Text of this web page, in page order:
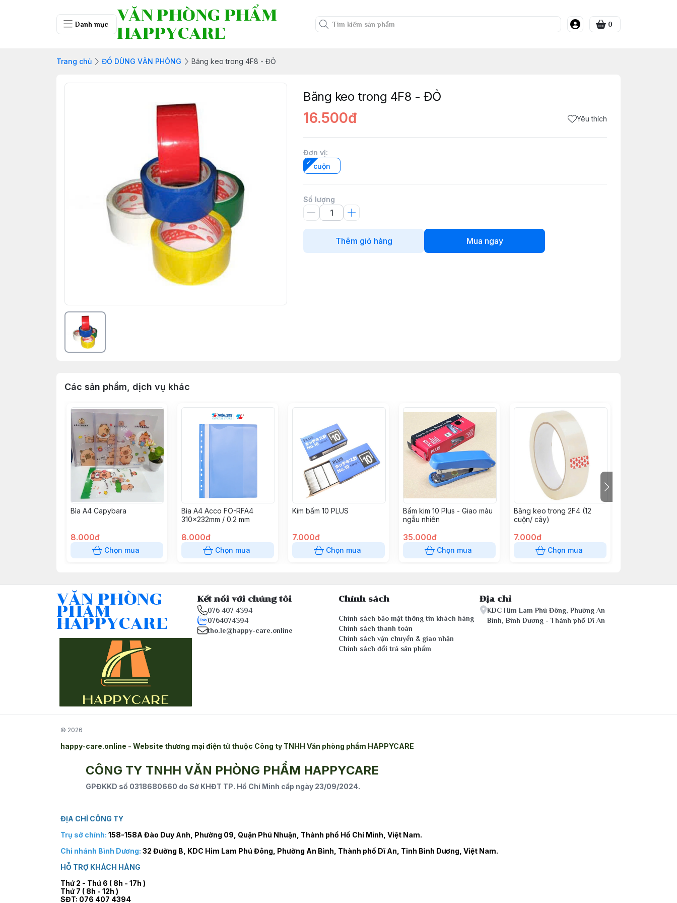
Danh mục
VĂN PHÒNG PHẨM
HAPPYCARE
0
Trang chủ ĐỒ DÙNG VĂN PHÒNG Băng keo trong 4F8 - ĐỎ
Băng keo trong 4F8 - ĐỎ
16.500đ Yêu thích
Đơn vị:
cuộn
Số lượng
Thêm giỏ hàng Mua ngay
Các sản phẩm, dịch vụ khác
Bìa A4 Capybara
8.000đ
Chọn mua
Bìa A4 Acco FO-RFA4
310x232mm / 0.2 mm
8.000đ
Chọn mua
Kim bấm 10 PLUS
7.000đ
Chọn mua
Bấm kim 10 Plus - Giao màu
ngẫu nhiên
35.000đ
Chọn mua
Băng keo trong 2F4 (12
cuộn/ cây)
7.000đ
Chọn mua
VĂN PHÒNG
PHẨM
HAPPYCARE
Kết nối với chúng tôi
076 407 4394
0764074394
tho.le@happy-care.online
Chính sách
Chính sách bảo mật thông tin khách hàng
Chính sách thanh toán
Chính sách vận chuyển & giao nhận
Chính sách đổi trả sản phẩm
Địa chỉ
KDC Him Lam Phú Đông, Phường An
Bình, Bình Dương - Thành phố Dĩ An
© 2026
happy-care.online - Website thương mại điện tử thuộc Công ty TNHH Văn phòng phẩm HAPPYCARE
CÔNG TY TNHH VĂN PHÒNG PHẨM HAPPYCARE
GPĐKKD số 0318680660 do Sở KHĐT TP. Hồ Chí Minh cấp ngày 23/09/2024.
ĐỊA CHỈ CÔNG TY
Trụ sở chính: 158-158A Đào Duy Anh, Phường 09, Quận Phú Nhuận, Thành phố Hồ Chí Minh, Việt Nam.
Chi nhánh Bình Dương: 32 Đường B, KDC Him Lam Phú Đông, Phường An Bình, Thành phố Dĩ An, Tỉnh Bình Dương, Việt Nam.
HỖ TRỢ KHÁCH HÀNG
Thứ 2 - Thứ 6 ( 8h - 17h )
Thứ 7 ( 8h - 12h )
SĐT: 076 407 4394